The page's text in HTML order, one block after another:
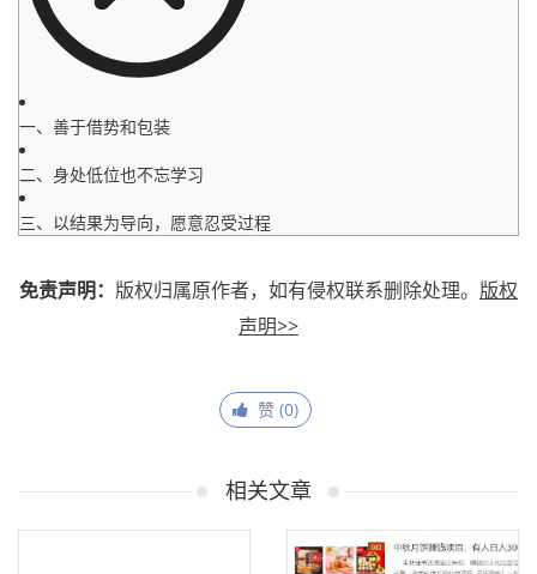
一、善于借势和包装
二、身处低位也不忘学习
三、以结果为导向，愿意忍受过程
免责声明： 版权归属原作者，如有侵权联系删除处理。 版权
声明>>
赞 (0)
相关文章